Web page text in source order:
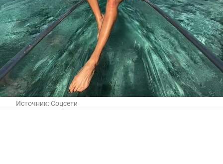
Источник: Соцсети